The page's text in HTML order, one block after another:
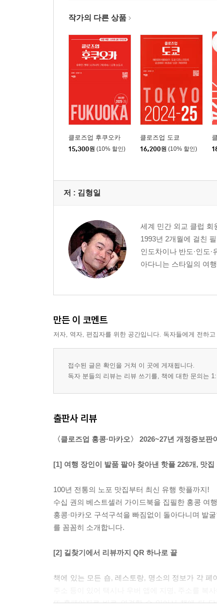
작가의 다른 상품
클로즈업 후쿠오카
15,300원 (10% 할인)
클로즈업 도쿄
16,200원 (10% 할인)
저 : 김형일
세계 민간 외교 클럽 회
1993년 2개월에 걸친
인도차이나 반도·인도·
아다니는 스타일의 여
만든 이 코멘트
저자, 역자, 편집자를 위한 공간입니다. 독자들에게 전하
접수된 글은 확인을 거쳐 이 곳에 게재됩니다.
독자 분들의 리뷰는 리뷰 쓰기를, 책에 대한 문의는
출판사 리뷰
〈클로즈업 홍콩·마카오〉 2026~27년 개정증보판
[1] 여행 장인이 발품 팔아 찾아낸 핫플 226개, 맛집
100년 전통의 노포 맛집부터 최신 유행 핫플까지!
수십 권의 베스트셀러 가이드북을 집필한 홍콩 여
홍콩·마카오 구석구석을 빠짐없이 돌아다니며 발
를 꼼꼼히 소개합니다.
[2] 길찾기에서 리뷰까지 QR 하나로 끝
책에 있는 모든 숍, 레스토랑, 명소의 정보가 각
또 홈페이지로 바로 연결할 수 있어서 책에 다